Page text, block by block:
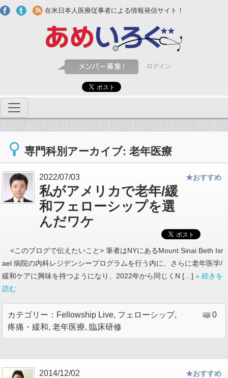
Skip to main content
在米日本人医療従事者による情報発信サイト！
ログイン
専門科別アーカイブ: 老年医療
2022/07/03
私がアメリカで老年/緩
和フェローシップを選
んだワケ
★おすすめ
<このブログで伝えたいこと> 筆者はNYにあるMount Sinai Beth Isr
ael 病院の内科レジデンシープログラムを行う内に、さらに老年医学/
緩和ケアに興味を持つようになり、2022年から同じくN […] » 続きを
読む
カテゴリー： Fellowship Live, フェローシップ,
疼痛・緩和, 老年医療, 臨床研修
0
2014/12/02 ★おすすめ